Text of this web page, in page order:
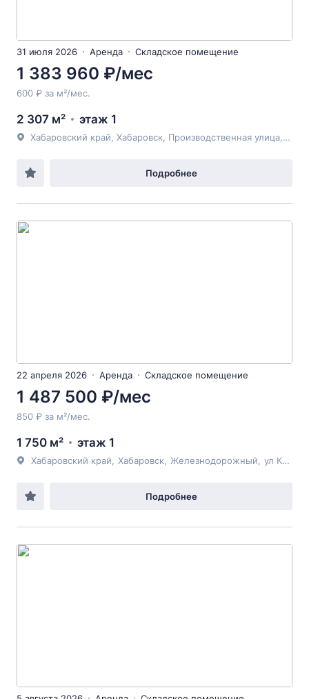
31 июля 2026 Аренда Складское помещение
1 383 960 ₽/мес
600 ₽ за м²/мес.
2 307 м² этаж 1
Хабаровский край, Хабаровск, Производственная улица, 6Б
Подробнее
22 апреля 2026 Аренда Складское помещение
1 487 500 ₽/мес
850 ₽ за м²/мес.
1 750 м² этаж 1
Хабаровский край Хабаровск Железнодорожный ул Клубная
Подробнее